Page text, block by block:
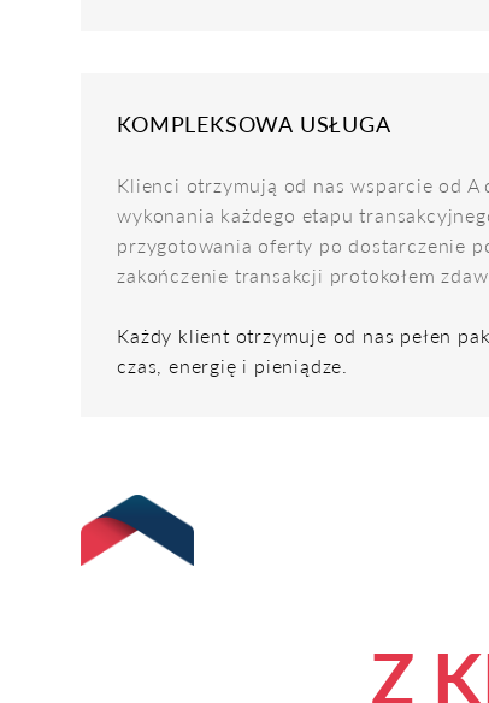
KOMPLEKSOWA USŁUGA
Klienci otrzymują od nas wsparcie od A
wykonania każdego etapu
przygotowania oferty po dostarczenie
zakończenie transakcji protokołem
Każdy klient otrzymuje od nas pełen
czas, energię i pieniądze.
Z